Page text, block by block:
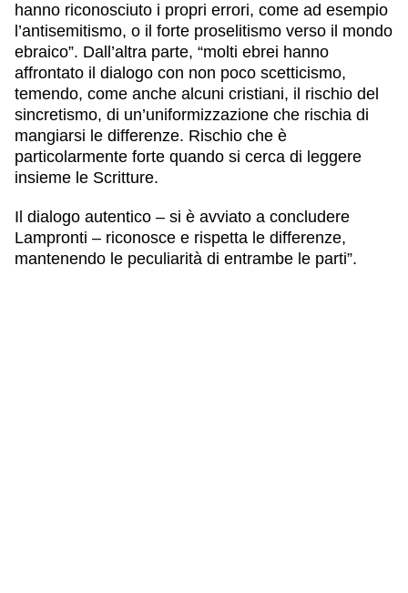
hanno riconosciuto i propri errori, come ad esempio
l’antisemitismo, o il forte proselitismo verso il mondo
ebraico”. Dall’altra parte, “molti ebrei hanno
affrontato il dialogo con non poco scetticismo,
temendo, come anche alcuni cristiani, il rischio del
sincretismo, di un’uniformizzazione che rischia di
mangiarsi le differenze. Rischio che è
particolarmente forte quando si cerca di leggere
insieme le Scritture.
Il dialogo autentico – si è avviato a concludere
Lampronti – riconosce e rispetta le differenze,
mantenendo le peculiarità di entrambe le parti”.